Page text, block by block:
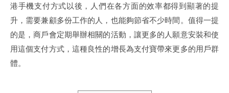
港手機支付方式以後，人們在各方面的效率都得到顯著的提
升，需要兼顧多份工作的人，也能夠節省不少時間。值得一提
的是，商戶會定期舉辦相關的活動，讓更多的人願意安裝和使
用這個支付方式，這種良性的增長為支付寶帶來更多的用戶群
體。